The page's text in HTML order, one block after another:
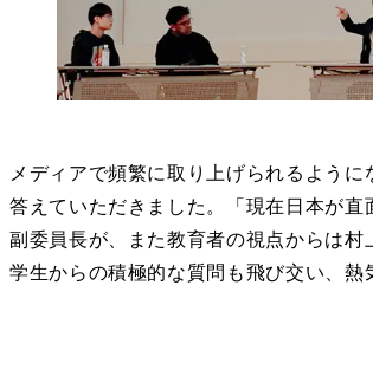
メディアで頻繁に取り上げられるよう
答えていただきました。「現在日本が
副委員長が、また教育者の視点からは村
学生からの積極的な質問も飛び交い、熱